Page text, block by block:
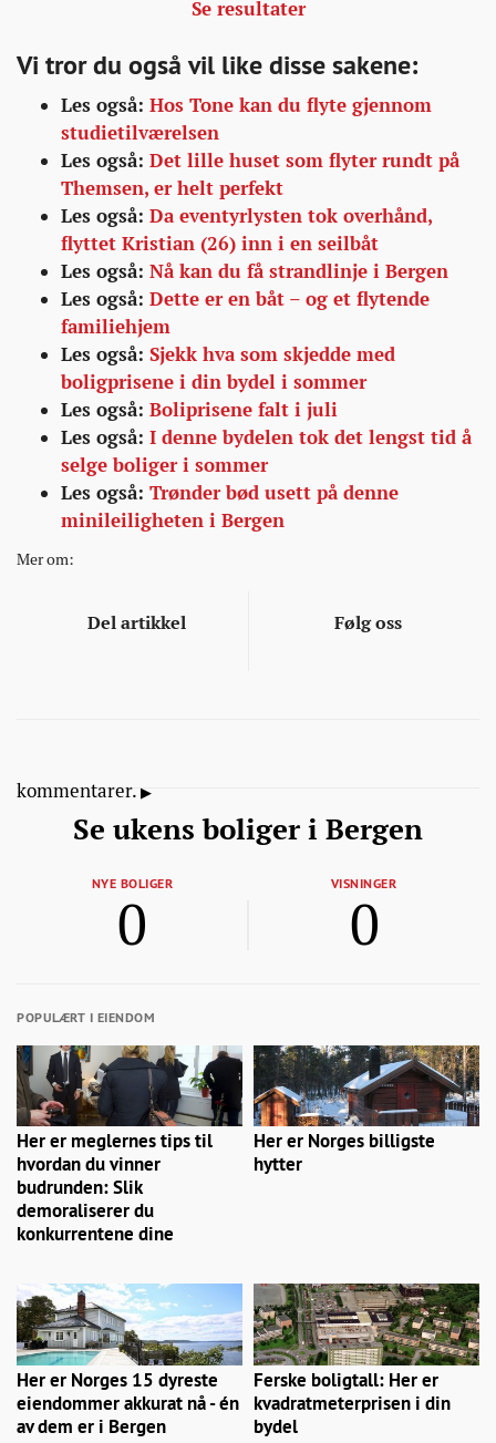
Se resultater
Vi tror du også vil like disse sakene:
Les også: Hos Tone kan du flyte gjennom
studietilværelsen
Les også: Det lille huset som flyter rundt på
Themsen, er helt perfekt
Les også: Da eventyrlysten tok overhånd,
flyttet Kristian (26) inn i en seilbåt
Les også: Nå kan du få strandlinje i Bergen
Les også: Dette er en båt – og et flytende
familiehjem
Les også: Sjekk hva som skjedde med
boligprisene i din bydel i sommer
Les også: Boliprisene falt i juli
Les også: I denne bydelen tok det lengst tid å
selge boliger i sommer
Les også: Trønder bød usett på denne
minileiligheten i Bergen
Mer om:
Del artikkel Følg oss
kommentarer.
Se ukens boliger i Bergen
NYE BOLIGER
0
VISNINGER
0
POPULÆRT I EIENDOM
Her er meglernes tips til
hvordan du vinner
budrunden: Slik
demoraliserer du
konkurrentene dine
Her er Norges billigste
hytter
Her er Norges 15 dyreste
eiendommer akkurat nå - én
av dem er i Bergen
Ferske boligtall: Her er
kvadratmeterprisen i din
bydel